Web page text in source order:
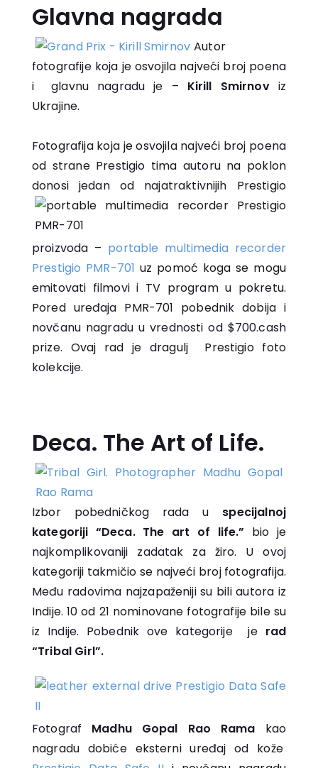
Glavna nagrada
Autor
fotografije koja je osvojila najveći broj poena
i glavnu nagradu je – Kirill Smirnov iz
Ukrajine.
Fotografija koja je osvojila najveći broj poena
od strane Prestigio tima autoru na poklon
donosi jedan od najatraktivnijih Prestigio
proizvoda – portable multimedia recorder
Prestigio PMR-701 uz pomoć koga se mogu
emitovati filmovi i TV program u pokretu.
Pored uređaja PMR-701 pobednik dobija i
novčanu nagradu u vrednosti od $700.cash
prize. Ovaj rad je dragulj Prestigio foto
kolekcije.
Deca. The Art of Life.
Izbor pobedničkog rada u specijalnoj
kategoriji “Deca. The art of life.” bio je
najkomplikovaniji zadatak za žiro. U ovoj
kategoriji takmičio se najveći broj fotografija.
Među radovima najzapaženiji su bili autora iz
Indije. 10 od 21 nominovane fotografije bile su
iz Indije. Pobednik ove kategorije je rad
“Tribal Girl”.
Fotograf Madhu Gopal Rao Rama kao
nagradu dobiće eksterni uređaj od kože